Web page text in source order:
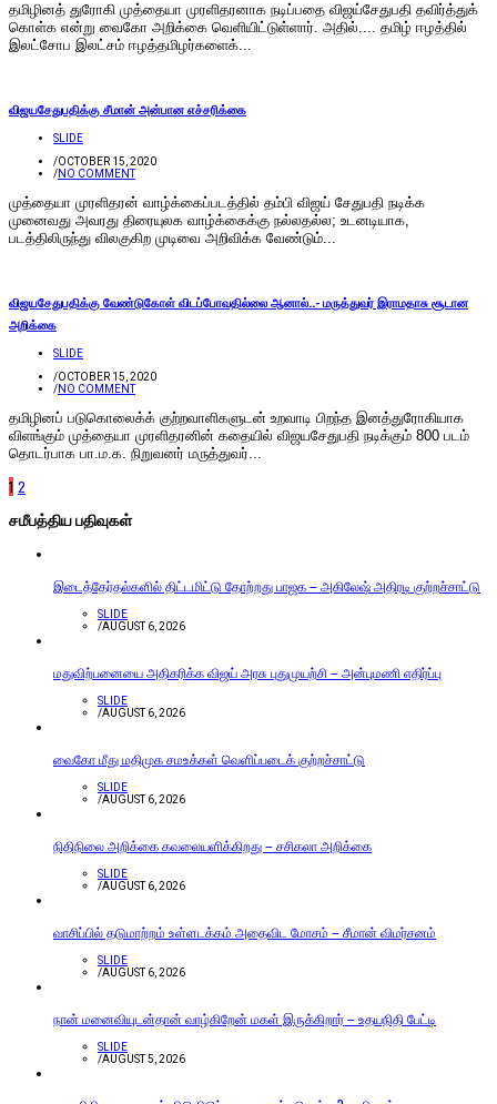
தமிழினத் துரோகி முத்தையா முரளிதரனாக நடிப்பதை விஜய்சேதுபதி தவிர்த்துக்
கொள்க என்று வைகோ அறிக்கை வெளியிட்டுள்ளார். அதில்.... தமிழ் ஈழத்தில்
இலட்சோப இலட்சம் ஈழத்தமிழர்களைக்...
விஜயசேதுபதிக்கு சீமான் அன்பான எச்சரிக்கை
SLIDE
/OCTOBER 15, 2020
/NO COMMENT
முத்தையா முரளிதரன் வாழ்க்கைப்படத்தில் தம்பி விஜய் சேதுபதி நடிக்க
முனைவது அவரது திரையுலக வாழ்க்கைக்கு நல்லதல்ல; உடனடியாக,
படத்திலிருந்து விலகுகிற முடிவை அறிவிக்க வேண்டும்...
விஜயசேதுபதிக்கு வேண்டுகோள் விடப்போவதில்லை ஆனால்..- மருத்துவர் இராமதாசு சூடான
அறிக்கை
SLIDE
/OCTOBER 15, 2020
/NO COMMENT
தமிழினப் படுகொலைக்க் குற்றவாளிகளுடன் உறவாடி பிறந்த இனத்துரோகியாக
விளங்கும் முத்தையா முரளிதரனின் கதையில் விஜயசேதுபதி நடிக்கும் 800 படம்
தொடர்பாக பா.ம.க. நிறுவனர் மருத்துவர்...
1 2
சமீபத்திய பதிவுகள்
இடைத்தேர்தல்களில் திட்டமிட்டு தோற்றது பாஜக – அகிலேஷ் அதிரடி குற்றச்சாட்டு
SLIDE
/AUGUST 6, 2026
மதுவிற்பனையை அதிகரிக்க விஜய் அரசு புதுமுயற்சி – அன்புமணி எதிர்ப்பு
SLIDE
/AUGUST 6, 2026
வைகோ மீது மதிமுக சமஉக்கள் வெளிப்படைக் குற்றச்சாட்டு
SLIDE
/AUGUST 6, 2026
நிதிநிலை அறிக்கை கவலையளிக்கிறது – சசிகலா அறிக்கை
SLIDE
/AUGUST 6, 2026
வாசிப்பில் தடுமாற்றம் உள்ளடக்கம் அதைவிட மோசம் – சீமான் விமர்சனம்
SLIDE
/AUGUST 6, 2026
நான் மனைவியுடன்தான் வாழ்கிறேன் மகள் இருக்கிறார் – உதயநிதி பேட்டி
SLIDE
/AUGUST 5, 2026